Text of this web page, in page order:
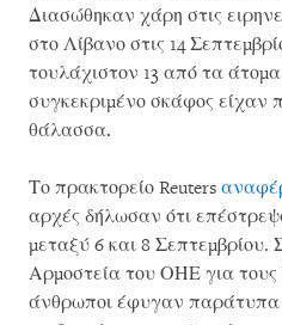
Διασώθηκαν χάρη στις
στο Λίβανο στις 14
τουλάχιστον 13 από τα
συγκεκριμένο σκάφος είχαν
θάλασσα.
Το πρακτορείο Reuters
αρχές δήλωσαν ότι
μεταξύ 6 και 8
Αρμοστεία του ΟΗΕ για
άνθρωποι έφυγαν παράτυπα